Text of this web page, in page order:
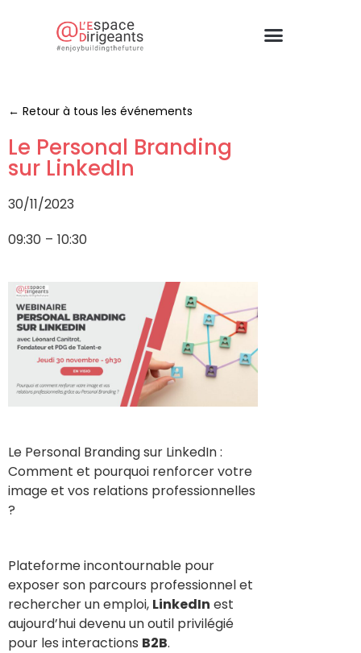
← Retour à tous les événements
Le Personal Branding
sur LinkedIn
30/11/2023
09:30 – 10:30
Le Personal Branding sur LinkedIn :
Comment et pourquoi renforcer votre
image et vos relations professionnelles
?
Plateforme incontournable pour
exposer son parcours professionnel et
rechercher un emploi, LinkedIn est
aujourd’hui devenu un outil privilégié
pour les interactions B2B.